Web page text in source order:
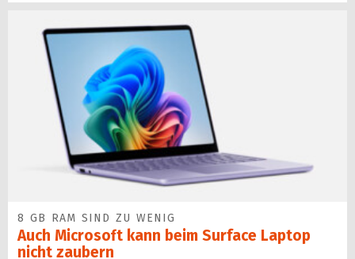
8 GB RAM SIND ZU WENIG
Auch Microsoft kann beim Surface Laptop
nicht zaubern